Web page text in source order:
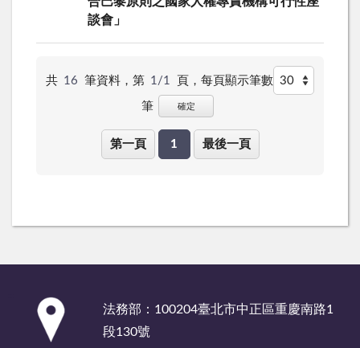
談會」
共 16 筆資料，第 1/1 頁， 每頁顯示筆數
筆 確定
第一頁 1 最後一頁
法務部：100204臺北市中正區重慶南路1
段130號